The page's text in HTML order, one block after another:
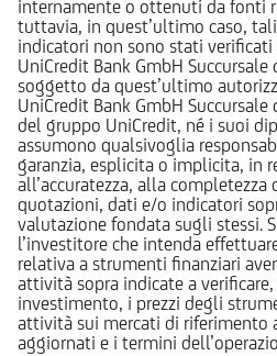
internamente o ottenuti da fonti
tuttavia, in quest’ultimo caso,
indicatori non sono stati
UniCredit Bank GmbH
soggetto da quest’ultimo
UniCredit Bank GmbH
del gruppo UniCredit, né i suoi
assumono qualsivoglia
garanzia, esplicita o implicita, in
all’accuratezza, alla completezza
quotazioni, dati e/o indicatori
valutazione fondata sugli stessi.
l’investitore che intenda
relativa a strumenti finanziari
attività sopra indicate a
investimento, i prezzi degli
attività sui mercati di riferimento
aggiornati e i termini